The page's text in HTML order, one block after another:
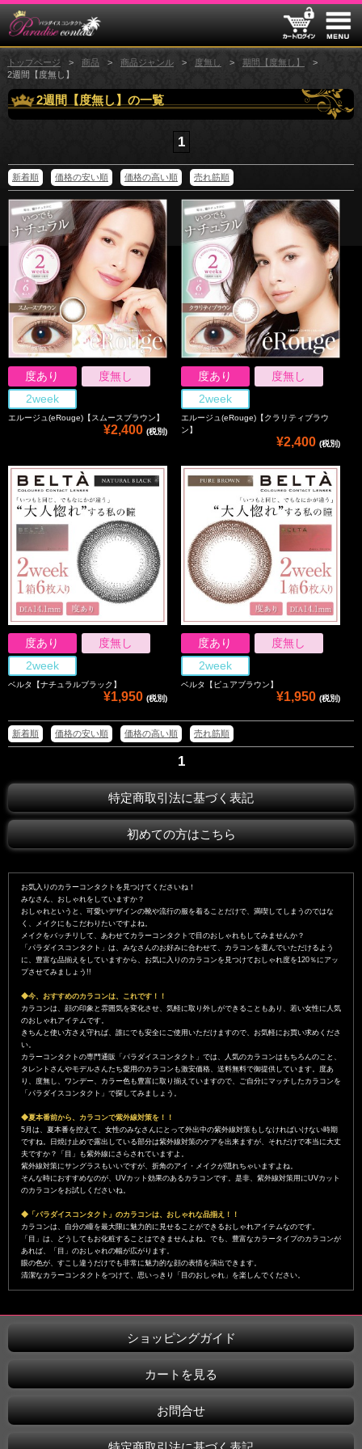
トップページ 商品 商品ジャンル 度無し
期間【度無し】
2週間【度無し】
2週間【度無し】の一覧
1
新着順 価格の安い順 価格の高い順 売れ筋順
度あり
度無し
2week
エルージュ(eRouge)【スムースブラウン】
¥2,400 (税別)
度あり
度無し
2week
エルージュ(eRouge)【クラリティブラウ
ン】
¥2,400 (税別)
度あり
度無し
2week
ベルタ【ナチュラルブラック】
¥1,950 (税別)
度あり
度無し
2week
ベルタ【ピュアブラウン】
¥1,950 (税別)
新着順 価格の安い順 価格の高い順 売れ筋順
1
特定商取引法に基づく表記
初めての方はこちら
お気入りのカラーコンタクトを見つけてくださいね！
みなさん、おしゃれをしていますか？
おしゃれというと、可愛いデザインの靴や流行の服を着ることだけで、満喫してしまうのではな
く、メイクにもこだわりたいですよね。
メイクをバッチリして、あわせてカラーコンタクトで目のおしゃれもしてみませんか？
「パラダイスコンタクト」は、みなさんのお好みに合わせて、カラコンを選んでいただけるよう
に、豊富な品揃えをしていますから、お気に入りのカラコンを見つけておしゃれ度を120％にアッ
プさせてみましょう!!
◆今、おすすめのカラコンは、これです！！
カラコンは、顔の印象と雰囲気を変化させ、気軽に取り外しができることもあり、若い女性に人気
のおしゃれアイテムです。
きちんと使い方さえ守れば、誰にでも安全にご使用いただけますので、お気軽にお買い求めくださ
い。
カラーコンタクトの専門通販「パラダイスコンタクト」では、人気のカラコンはもちろんのこと、
タレントさんやモデルさんたち愛用のカラコンも激安価格、送料無料で御提供しています。度あ
り、度無し、ワンデー、カラー色も豊富に取り揃えていますので、ご自分にマッチしたカラコンを
「パラダイスコンタクト」で探してみましょう。
◆夏本番前から、カラコンで紫外線対策を！！
5月は、夏本番を控えて、女性のみなさんにとって外出中の紫外線対策もしなければいけない時期
ですね。日焼け止めで露出している部分は紫外線対策のケアを出来ますが、それだけで本当に大丈
夫ですか？「目」も紫外線にさらされていますよ。
紫外線対策にサングラスもいいですが、折角のアイ・メイクが隠れちゃいますよね。
そんな時におすすめなのが、UVカット効果のあるカラコンです。是非、紫外線対策用にUVカット
のカラコンをお試しくださいね。
◆「パラダイスコンタクト」のカラコンは、おしゃれな品揃え！！
カラコンは、自分の瞳を最大限に魅力的に見せることができるおしゃれアイテムなのです。
「目」は、どうしてもお化粧することはできませんよね。でも、豊富なカラータイプのカラコンが
あれば、「目」のおしゃれの幅が広がります。
眼の色が、すこし違うだけでも非常に魅力的な顔の表情を演出できます。
清潔なカラーコンタクトをつけて、思いっきり「目のおしゃれ」を楽しんでください。
ショッピングガイド
カートを見る
お問合せ